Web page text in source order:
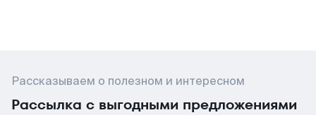
Рассказываем о полезном и интересном
Рассылка с выгодными предложениями